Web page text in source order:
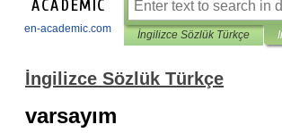
en-academic.com İngilizce Sözlük Türkçe
İngilizce Sözlük Türkçe
varsayım